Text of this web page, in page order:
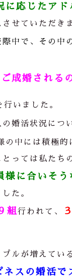
に応じたア
せていただき
中で、その中
ご成婚され
行いました。
婚活状況につ
の中には積極
っては私たち
様に合いそう
た。
組行われて、
ルが増えてい
ネスの婚活